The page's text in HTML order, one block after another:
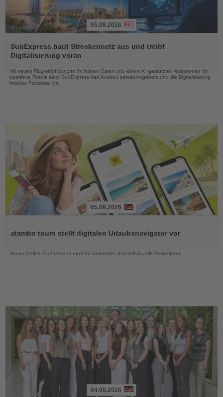
Sie
die
Nachrichten
05.08.2026
SunExpress baut Streckennetz aus und treibt
Digitalisierung voran
Mit neuen Flugverbindungen im Nahen Osten und einem KI-gestützten Assistenten für
operative Teams setzt SunExpress den Ausbau seines Angebots und die Digitalisierung
interner Prozesse fort.
die
05.08.2026
atambo tours stellt digitalen Urlaubsnavigator vor
Neues Online-Tool liefert in rund 60 Sekunden drei individuelle Reiseideen
04.08.2026